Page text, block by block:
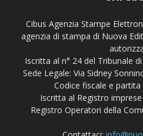
Cibus Agenzia Stampe
agenzia di stampa di Nuova
Iscritta al n° 24 del Tribunale
Sede Legale: Via Sidney
Codice fiscale e
Iscritta al Registro
Registro Operatori della